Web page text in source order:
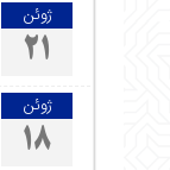
ژوئن
21
ژوئن
18